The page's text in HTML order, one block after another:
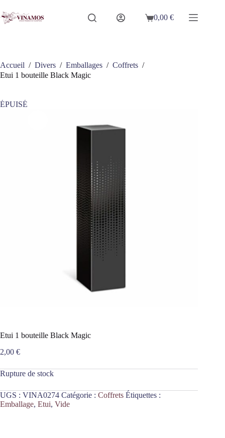
au
contenu
Panier
0,00€
Accueil / Divers / Emballages / Coffrets /
Etui 1 bouteille Black Magic
ÉPUISÉ
Etui 1 bouteille Black Magic
2,00 €
Rupture de stock
UGS : VINA0274 Catégorie : Coffrets Étiquettes :
Emballage, Etui, Vide